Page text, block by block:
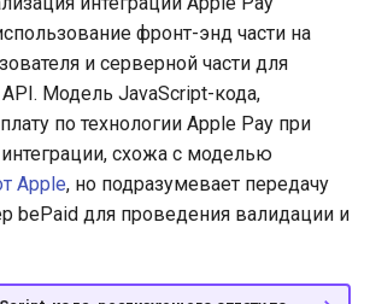
фронт-энд части на
и серверной части для
Модель JavaScript-кода,
по технологии Apple Pay при
схожа с моделью
Apple, но подразумевает передачу
bePaid для проведения валидации и